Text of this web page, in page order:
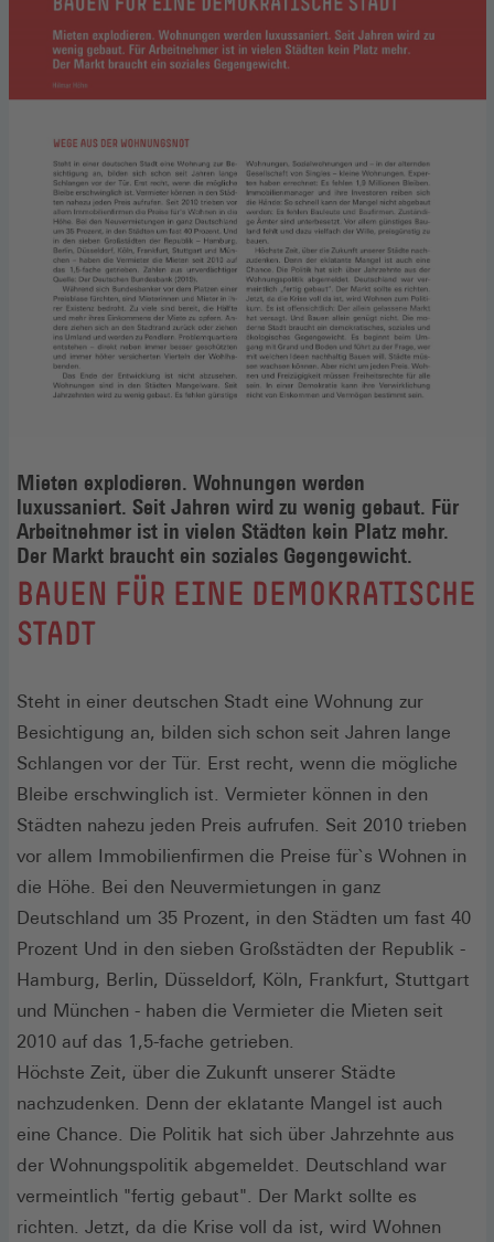
Mieten explodieren. Wohnungen werden
luxussaniert. Seit Jahren wird zu wenig gebaut. Für
Arbeitnehmer ist in vielen Städten kein Platz mehr.
Der Markt braucht ein soziales Gegengewicht.
:
BAUEN FÜR EINE DEMOKRATISCHE
STADT
Steht in einer deutschen Stadt eine Wohnung zur
Besichtigung an, bilden sich schon seit Jahren lange
Schlangen vor der Tür. Erst recht, wenn die mögliche
Bleibe erschwinglich ist. Vermieter können in den
Städten nahezu jeden Preis aufrufen. Seit 2010 trieben
vor allem Immobilienfirmen die Preise für`s Wohnen in
die Höhe. Bei den Neuvermietungen in ganz
Deutschland um 35 Prozent, in den Städten um fast 40
Prozent Und in den sieben Großstädten der Republik -
Hamburg, Berlin, Düsseldorf, Köln, Frankfurt, Stuttgart
und München - haben die Vermieter die Mieten seit
2010 auf das 1,5-fache getrieben.
Höchste Zeit, über die Zukunft unserer Städte
nachzudenken. Denn der eklatante Mangel ist auch
eine Chance. Die Politik hat sich über Jahrzehnte aus
der Wohnungspolitik abgemeldet. Deutschland war
vermeintlich "fertig gebaut". Der Markt sollte es
richten. Jetzt, da die Krise voll da ist, wird Wohnen